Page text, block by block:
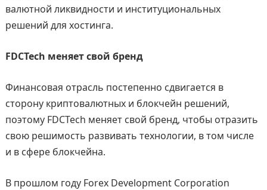
валютной ликвидности и институциональных
решений для хостинга.
FDCTech меняет свой бренд
Финансовая отрасль постепенно сдвигается в
сторону криптовалютных и блокчейн решений,
поэтому FDCTech меняет свой бренд, чтобы отразить
свою решимость развивать технологии, в том числе
и в сфере блокчейна.
В прошлом году Forex Development Corporation